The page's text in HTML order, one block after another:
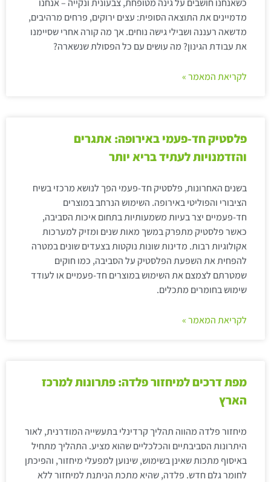
כשאנחנו חושבים על גינה מטופחת, צבעונית ונקייה – אנחנו
מדמיינים את התוצאה הסופית: עצים ירוקים, פרחים מרהיבים,
מדשאה רעננה ושבילי גישה נוחים. אך מה קורה אחרי שסיימנו
את עבודת הגינון? מה עושים עם כל הפסולת שנשארה?
לקריאת המאמר »
פלסטיק חד-פעמי באירופה: אתגרים
והזדמנויות לעתיד בריא יותר
בשנים האחרונות, פלסטיק חד-פעמי הפך לנושא מרכזי בשיח
הציבורי והפוליטי באירופה. השימוש הנרחב במוצרים
חד-פעמיים יצר בעיות משמעותיות בתחום איכות הסביבה,
כאשר פלסטיק מתפרק במשך מאות שנים ומזיק למערכות
אקולוגיות רבות. מדינות שונות נוקטות בצעדים שונים במטרה
להפחית את השפעת הפלסטיק על הסביבה, כמו חוקים
שמטרתם לצמצם את השימוש במוצרים חד-פעמיים או לעודד
שימוש בחומרים מתכלים.
לקריאת המאמר »
מפת דרכים למיחזור פלדה: פתרונות למרכז
הארץ
מיחזור פלדה מהווה תהליך קרדינלי בתעשייה המודרנית, לאור
היתרונות הסביבתיים והכלכליים שהוא מציע. התהליך מתחיל
באיסוף מתכות שאינן בשימוש, שינוען למפעלי מיחזור, והפיכתן
לחומר גלם חדש. פלדה, שהיא מתכת הניתנת למיחזור ללא